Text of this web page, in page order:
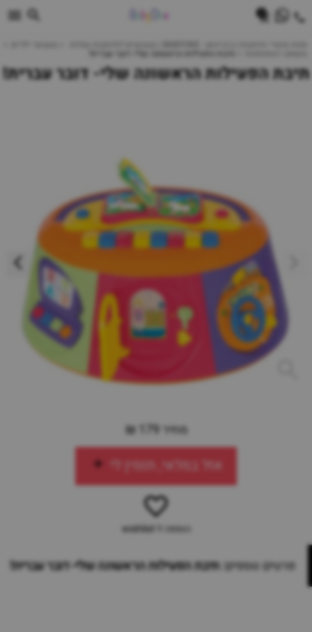
תיבת הפעילות הראשונה שלי- דובר עברית!
תיבת הפעילות הראשונה שלי- דובר עברית!
מחיר 179 ₪
אזל במלאי, תזמין לי
הוספה ל-wishlist
פרטים נוספים:תיבת הפעילות הראשונה שלי- דובר עברית!